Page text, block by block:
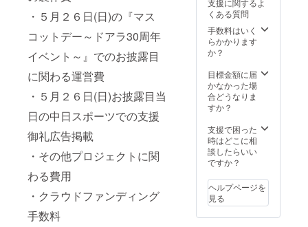
・５月２６日(日)の『マス
コットデー～ドアラ30周年
イベント～』でのお披露目
に関わる運営費
・５月２６日(日)お披露目当
日の中日スポーツでの支援
御礼広告掲載
・その他プロジェクトに関
わる費用
・クラウドファンディング
手数料
年記念
ステッ
カー、
⑧支援
者名&支
メッ
セー
ジ・サ
イン入
リッ
プ、⑨
お披露
目当日
日)の中
日ス
ポーツ
紙面で
くある質問
手数料はいく
らかかります
か？
目標金額に届
かなかった場
合どうなりま
すか？
支援で困った
時はどこに相
談したらいい
ですか？
ヘルプページを
見る